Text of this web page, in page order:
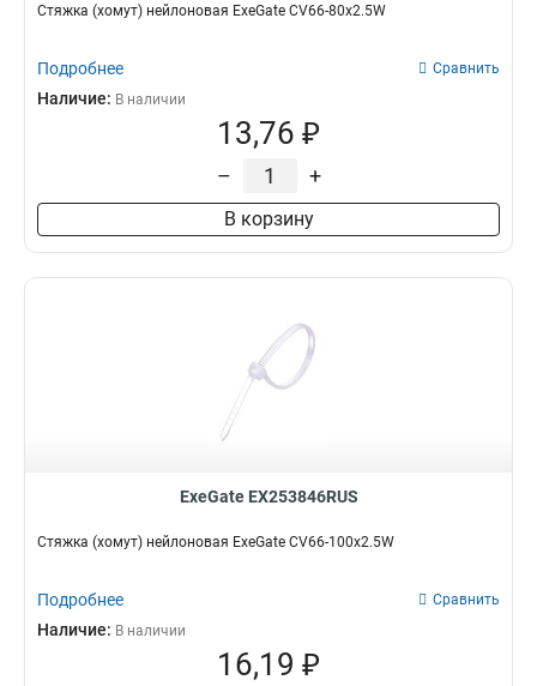
Стяжка (хомут) нейлоновая ExeGate CV66-80x2.5W
Подробнее Сравнить
Наличие: В наличии
13,76 ₽
– +
В корзину
ExeGate EX253846RUS
Стяжка (хомут) нейлоновая ExeGate CV66-100x2.5W
Подробнее Сравнить
Наличие: В наличии
16,19 ₽